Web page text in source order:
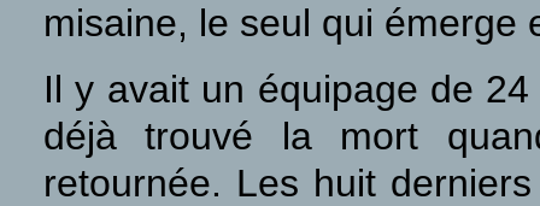
misaine, le seul qui émerge
Il y avait un équipage de
déjà trouvé la mort
retournée. Les huit